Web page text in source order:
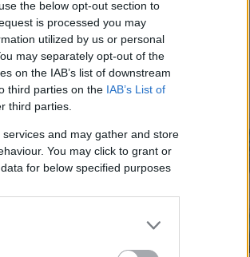
the below opt-out section to
is processed you may
utilized by us or personal
may separately opt-out of the
on the IAB’s list of downstream
third parties on the IAB’s List of
third parties.
and may gather and store
You may click to grant or
for below specified purposes